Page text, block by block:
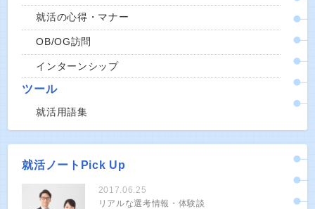
就活の心得・マナー
OB/OG訪問
インターンシップ
ツール
就活用語集
就活ノートPick Up
2017.06.25
リアルな選考情報・体験談